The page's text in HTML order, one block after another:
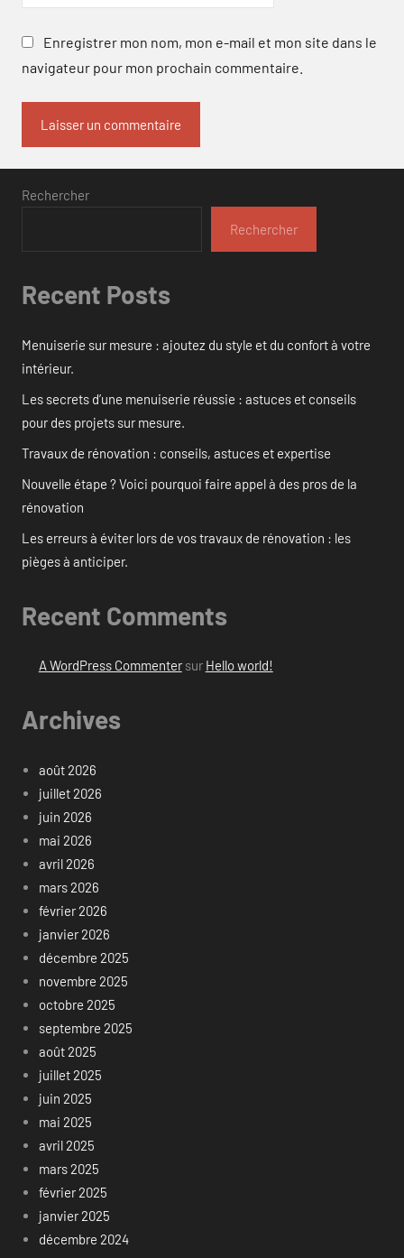
Enregistrer mon nom, mon e-mail et mon site dans le
navigateur pour mon prochain commentaire.
Rechercher
Rechercher
Recent Posts
Menuiserie sur mesure : ajoutez du style et du confort à votre
intérieur.
Les secrets d’une menuiserie réussie : astuces et conseils
pour des projets sur mesure.
Travaux de rénovation : conseils, astuces et expertise
Nouvelle étape ? Voici pourquoi faire appel à des pros de la
rénovation
Les erreurs à éviter lors de vos travaux de rénovation : les
pièges à anticiper.
Recent Comments
A WordPress Commentersur Hello world!
Archives
août 2026
juillet 2026
juin 2026
mai 2026
avril 2026
mars 2026
février 2026
janvier 2026
décembre 2025
novembre 2025
octobre 2025
septembre 2025
août 2025
juillet 2025
juin 2025
mai 2025
avril 2025
mars 2025
février 2025
janvier 2025
décembre 2024